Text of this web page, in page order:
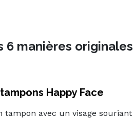
6 manières
Happy Face
tampon avec un visage